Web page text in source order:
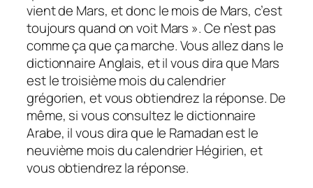
vient de Mars, et donc le mois de Mars, c’est
toujours quand on voit Mars ». Ce n’est pas
comme ça que ça marche. Vous allez dans le
dictionnaire Anglais, et il vous dira que Mars
est le troisième mois du calendrier
grégorien, et vous obtiendrez la réponse. De
même, si vous consultez le dictionnaire
Arabe, il vous dira que le Ramadan est le
neuvième mois du calendrier Hégirien, et
vous obtiendrez la réponse.